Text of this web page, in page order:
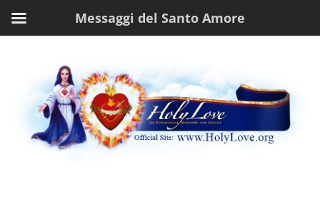
Messaggi del Santo Amore